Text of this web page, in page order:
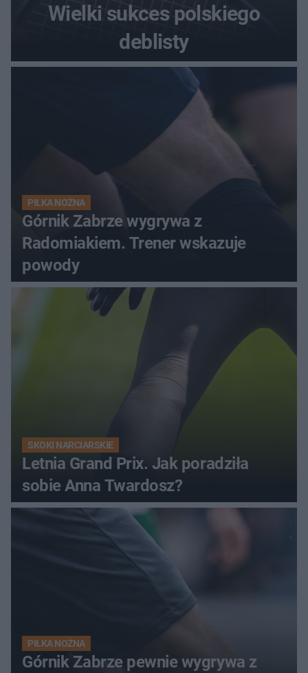
Wielki sukces polskiego
deblisty
PIŁKA NOŻNA
Górnik Zabrze wygrywa z
Radomiakiem. Trener wskazuje
powody
SKOKI NARCIARSKIE
Letnia Grand Prix. Jak poradziła
sobie Anna Twardosz?
PIŁKA NOŻNA
Górnik Zabrze pewnie wygrywa z